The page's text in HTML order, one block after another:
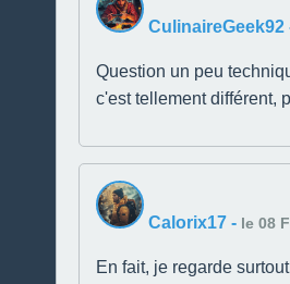
CulinaireGeek92
Question un peu
c'est tellement différent,
Calorix17 - le 08
En fait, je regarde